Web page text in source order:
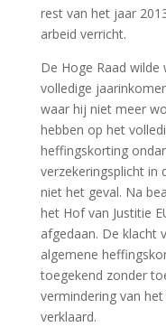
rest van het jaar
arbeid verricht.
De Hoge Raad
volledige
waar hij niet meer
hebben op het
heffingskorting
verzekeringsplicht in
niet het geval. Na
het Hof van Justitie
afgedaan. De klacht
algemene
toegekend zonder
vermindering van
verklaard.